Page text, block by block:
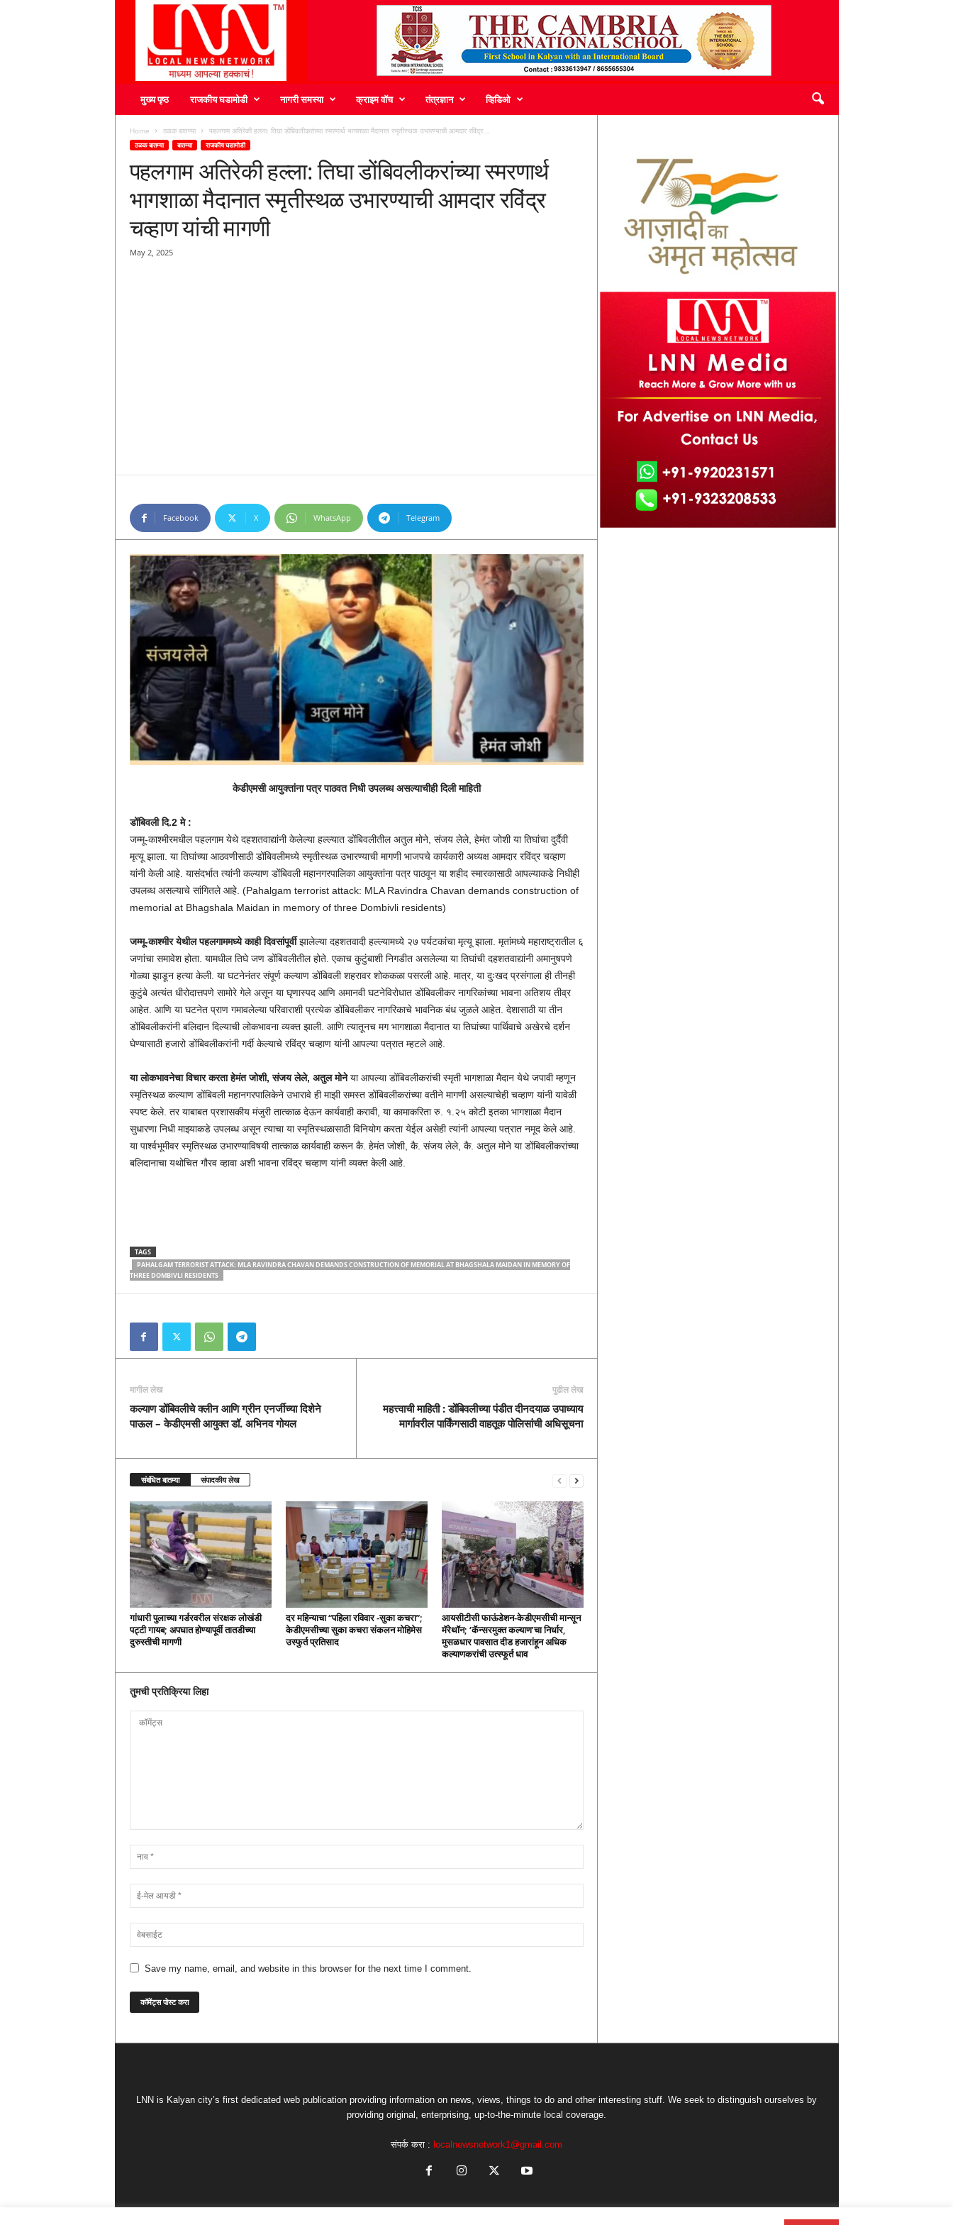
मुख्य पृष्ठ राजकीय घडामोडी नागरी समस्या क्राइम वॉच तंत्रज्ञान व्हिडिओ
Home ठळक बातम्या पहलगाम अतिरेकी हल्ला: तिघा डोंबिवलीकरांच्या स्मरणार्थ भागशाळा मैदानात स्मृतीस्थळ उभारण्याची आमदार रविंद्र...
ठळक बातम्या बातम्या राजकीय घडामोडी
पहलगाम अतिरेकी हल्ला: तिघा डोंबिवलीकरांच्या स्मरणार्थ
भागशाळा मैदानात स्मृतीस्थळ उभारण्याची आमदार रविंद्र
चव्हाण यांची मागणी
May 2, 2025
Facebook X WhatsApp Telegram
केडीएमसी आयुक्तांना पत्र पाठवत निधी उपलब्ध असल्याचीही दिली माहिती
डोंबिवली दि.2 मे :
जम्मू-काश्मीरमधील पहलगाम येथे दहशतवाद्यांनी केलेल्या हल्ल्यात डोंबिवलीतील अतुल मोने, संजय लेले, हेमंत जोशी या तिघांचा दुर्दैवी
मृत्यू झाला. या तिघांच्या आठवणीसाठी डोंबिवलीमध्ये स्मृतीस्थळ उभारण्याची मागणी भाजपचे कार्यकारी अध्यक्ष आमदार रविंद्र चव्हाण
यांनी केली आहे. यासंदर्भात त्यांनी कल्याण डोंबिवली महानगरपालिका आयुक्तांना पत्र पाठवून या शहीद स्मारकासाठी आपल्याकडे निधीही
उपलब्ध असल्याचे सांगितले आहे. (Pahalgam terrorist attack: MLA Ravindra Chavan demands construction of
memorial at Bhagshala Maidan in memory of three Dombivli residents)
जम्मू-काश्मीर येथील पहलगाममध्ये काही दिवसांपूर्वीझालेल्या दहशतवादी हल्ल्यामध्ये २७ पर्यटकांचा मृत्यू झाला. मृतांमध्ये महाराष्ट्रातील ६
जणांचा समावेश होता. यामधील तिघे जण डोंबिवलीतील होते. एकाच कुटुंबाशी निगडीत असलेल्या या तिघांची दहशतवाद्यांनी अमानुषपणे
गोळ्या झाडून हत्या केली. या घटनेनंतर संपूर्ण कल्याण डोंबिवली शहरावर शोककळा पसरली आहे. मात्र, या दुःखद प्रसंगाला ही तीनही
कुटुंबे अत्यंत धीरोदात्तपणे सामोरे गेले असून या घृणास्पद आणि अमानवी घटनेविरोधात डोंबिवलीकर नागरिकांच्या भावना अतिशय तीव्र
आहेत. आणि या घटनेत प्राण गमावलेल्या परिवाराशी प्रत्येक डोंबिवलीकर नागरिकाचे भावनिक बंध जुळले आहेत. देशासाठी या तीन
डोंबिवलीकरांनी बलिदान दिल्याची लोकभावना व्यक्त झाली. आणि त्यातूनच मग भागशाळा मैदानात या तिघांच्या पार्थिवाचे अखेरचे दर्शन
घेण्यासाठी हजारो डोंबिवलीकरांनी गर्दी केल्याचे रविंद्र चव्हाण यांनी आपल्या पत्रात म्हटले आहे.
या लोकभावनेचा विचार करता हेमंत जोशी, संजय लेले, अतुल मोनेया आपल्या डोंबिवलीकरांची स्मृती भागशाळा मैदान येथे जपावी म्हणून
स्मृतिस्थळ कल्याण डोंबिवली महानगरपालिकेने उभारावे ही माझी समस्त डोंबिवलीकरांच्या वतीने मागणी असल्याचेही चव्हाण यांनी यावेळी
स्पष्ट केले. तर याबाबत प्रशासकीय मंजुरी तात्काळ देऊन कार्यवाही करावी, या कामाकरिता रु. १.२५ कोटी इतका भागशाळा मैदान
सुधारणा निधी माझ्याकडे उपलब्ध असून त्याचा या स्मृतिस्थळासाठी विनियोग करता येईल असेही त्यांनी आपल्या पत्रात नमूद केले आहे.
या पार्श्वभूमीवर स्मृतिस्थळ उभारण्याविषयी तात्काळ कार्यवाही करून कै. हेमंत जोशी, कै. संजय लेले, कै. अतुल मोने या डोंबिवलीकरांच्या
बलिदानाचा यथोचित गौरव व्हावा अशी भावना रविंद्र चव्हाण यांनी व्यक्त केली आहे.
TAGS
PAHALGAM TERRORIST ATTACK: MLA RAVINDRA CHAVAN DEMANDS CONSTRUCTION OF MEMORIAL AT BHAGSHALA MAIDAN IN MEMORY OF
THREE DOMBIVLI RESIDENTS
मागील लेख
कल्याण डोंबिवलीचे क्लीन आणि ग्रीन एनर्जीच्या दिशेने
पाऊल – केडीएमसी आयुक्त डॉ. अभिनव गोयल
पुढील लेख
महत्त्वाची माहिती : डोंबिवलीच्या पंडीत दीनदयाळ उपाध्याय
मार्गावरील पार्किंगसाठी वाहतूक पोलिसांची अधिसूचना
संबंधित बातम्या संपादकीय लेख
गांधारी पुलाच्या गर्डरवरील संरक्षक लोखंडी
पट्टी गायब; अपघात होण्यापूर्वी तातडीच्या
दुरुस्तीची मागणी
दर महिन्याचा “पहिला रविवार -सुका कचरा”;
केडीएमसीच्या सुका कचरा संकलन मोहिमेस
उस्फुर्त प्रतिसाद
आयसीटीसी फाऊंडेशन-केडीएमसीची मान्सून
मॅरेथॉन; ‘कॅन्सरमुक्त कल्याण’चा निर्धार,
मुसळधार पावसात दीड हजारांहून अधिक
कल्याणकरांची उत्स्फूर्त धाव
तुमची प्रतिक्रिया लिहा
Save my name, email, and website in this browser for the next time I comment.
LNN is Kalyan city’s first dedicated web publication providing information on news, views, things to do and other interesting stuff. We seek to distinguish ourselves by
providing original, enterprising, up-to-the-minute local coverage.
संपर्क करा : localnewsnetwork1@gmail.com